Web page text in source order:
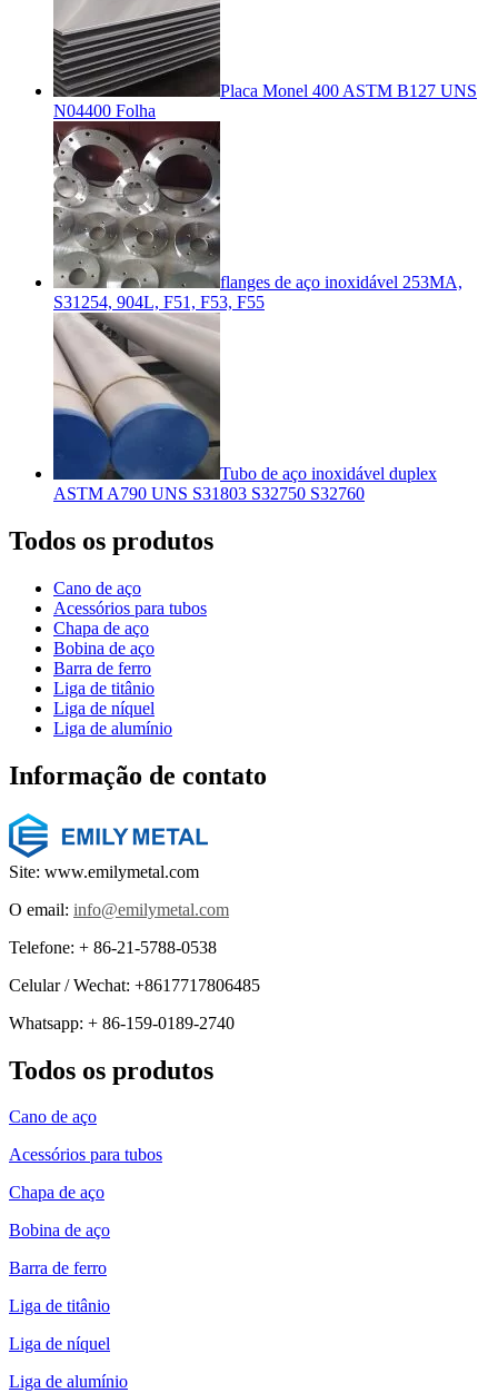
Placa Monel 400 ASTM B127 UNS
N04400 Folha
flanges de aço inoxidável 253MA,
S31254, 904L, F51, F53, F55
Tubo de aço inoxidável duplex
ASTM A790 UNS S31803 S32750 S32760
Todos os produtos
Cano de aço
Acessórios para tubos
Chapa de aço
Bobina de aço
Barra de ferro
Liga de titânio
Liga de níquel
Liga de alumínio
Informação de contato
Site: www.emilymetal.com
O email: info@emilymetal.com
Telefone: + 86-21-5788-0538
Celular / Wechat: +8617717806485
Whatsapp: + 86-159-0189-2740
Todos os produtos
Cano de aço
Acessórios para tubos
Chapa de aço
Bobina de aço
Barra de ferro
Liga de titânio
Liga de níquel
Liga de alumínio